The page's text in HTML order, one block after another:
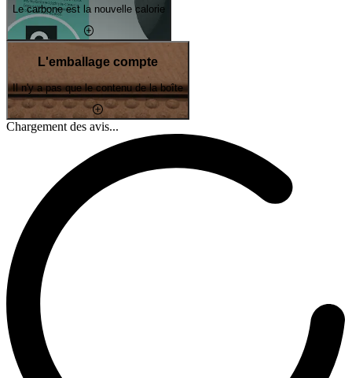
Le carbone est la nouvelle calorie
L'emballage compte
Il n'y a pas que le contenu de la boîte
Chargement des avis...